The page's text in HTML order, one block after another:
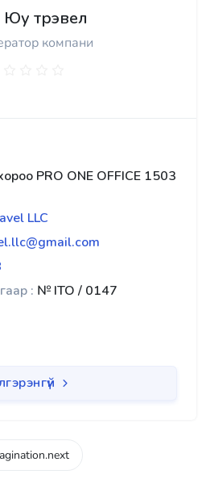
Юу трэвел
компани
PRO ONE OFFICE 1503
LLC
: № ITO / 0147